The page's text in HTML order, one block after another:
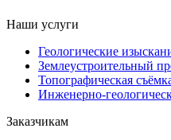
Наши услуги
Геологические
Землеустроительный
Топографическая
Инженерно-
Заказчикам